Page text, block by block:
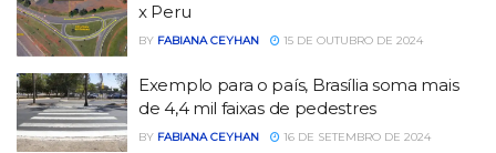
x Peru
BY FABIANA CEYHAN 15 DE OUTUBRO DE 2024
Exemplo para o país, Brasília soma mais
de 4,4 mil faixas de pedestres
BY FABIANA CEYHAN 16 DE SETEMBRO DE 2024